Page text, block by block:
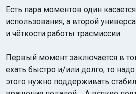
Есть пара моментов один
использования, а второй
и чёткости работы трасмиссии.
Первый момент заключается в
ехать быстро и/или долго, то
этого нужно поддерживать